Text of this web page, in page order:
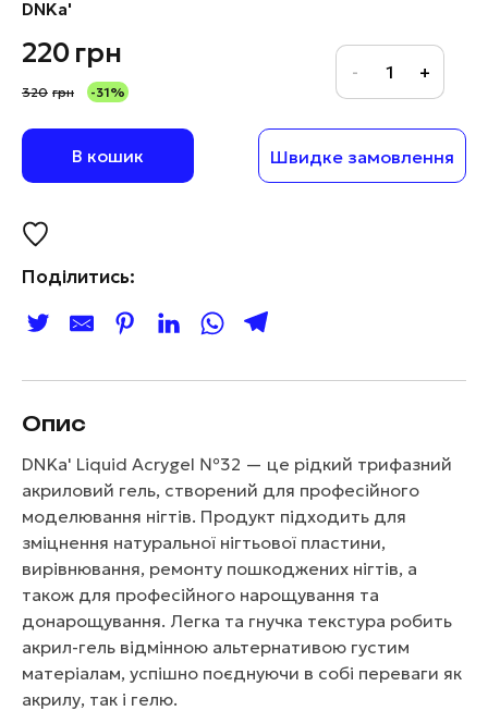
DNKa'
220грн
320 грн -31%
В кошик Швидке замовлення
Поділитись:
Опис
DNKa' Liquid Acrygel №32 — це рідкий трифазний
акриловий гель, створений для професійного
моделювання нігтів. Продукт підходить для
зміцнення натуральної нігтьової пластини,
вирівнювання, ремонту пошкоджених нігтів, а
також для професійного нарощування та
донарощування. Легка та гнучка текстура робить
акрил-гель відмінною альтернативою густим
матеріалам, успішно поєднуючи в собі переваги як
акрилу, так і гелю.